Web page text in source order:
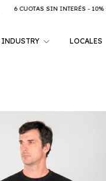
INTERÉS - 10% OFF CON
INDUSTRY LOCALES